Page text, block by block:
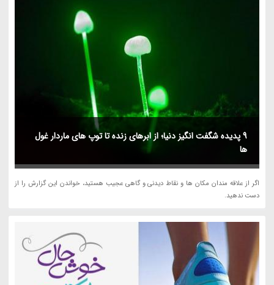
9 پدیده شگفت انگیز دنیا؛ از ابرهای زنده تا توپ های ماردار غول
ها
اگر از علاقه مندان مکان ها و نقاط دیدنی و گاهی عجیب هستید، خواندن این گزارش را از
دست ندهید.